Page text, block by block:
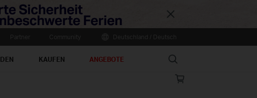
Close
KAUFEN ANGEBOTE Search
Online